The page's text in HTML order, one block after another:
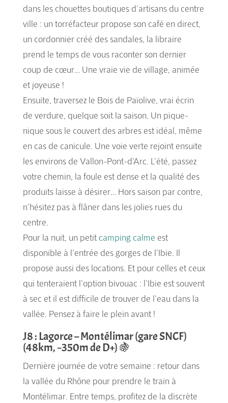
dans les chouettes boutiques d’artisans du centre
ville : un torréfacteur propose son café en direct,
un cordonnier créé des sandales, la libraire
prend le temps de vous raconter son dernier
coup de cœur… Une vraie vie de village, animée
et joyeuse !
Ensuite, traversez le Bois de Païolive, vrai écrin
de verdure, quelque soit la saison. Un pique-
nique sous le couvert des arbres est idéal, même
en cas de canicule. Une voie verte rejoint ensuite
les environs de Vallon-Pont-d’Arc. L’été, passez
votre chemin, la foule est dense et la qualité des
produits laisse à désirer… Hors saison par contre,
n’hésitez pas à flâner dans les jolies rues du
centre.
Pour la nuit, un petit camping calme est
disponible à l’entrée des gorges de l’Ibie. Il
propose aussi des locations. Et pour celles et ceux
qui tenteraient l’option bivouac : l’Ibie est souvent
à sec et il est difficile de trouver de l’eau dans la
vallée. Pensez à faire le plein avant !
J8 : Lagorce – Montélimar (gare SNCF)
(48km, ~350m de D+) 🍇
Dernière journée de votre semaine : retour dans
la vallée du Rhône pour prendre le train à
Montélimar. Entre temps, profitez de la discrète